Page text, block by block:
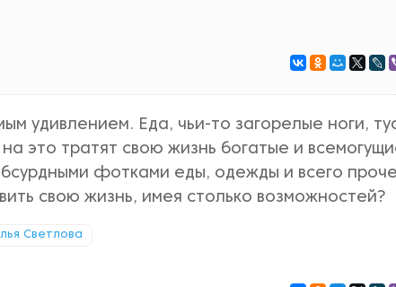
удивлением. Еда, чьи-то загорелые ноги,
это тратят свою жизнь богатые и
фотками еды, одежды и всего
свою жизнь, имея столько возможностей?
Светлова